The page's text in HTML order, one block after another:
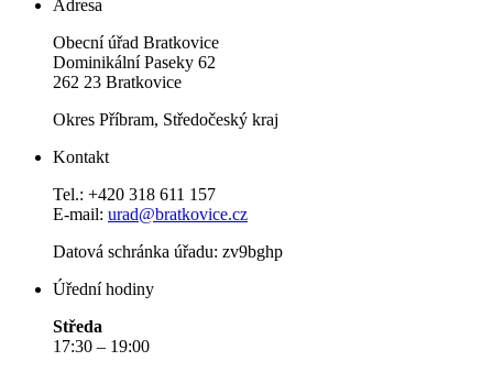
Adresa
Obecní úřad Bratkovice
Dominikální Paseky 62
262 23 Bratkovice
Okres Příbram, Středočeský kraj
Kontakt
Tel.: +420 318 611 157
E-mail: urad@bratkovice.cz
Datová schránka úřadu: zv9bghp
Úřední hodiny
Středa
17:30 – 19:00